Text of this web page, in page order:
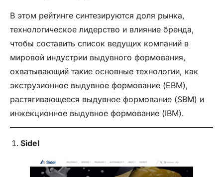
В этом рейтинге синтезируются доля рынка,
технологическое лидерство и влияние бренда,
чтобы составить список ведущих компаний в
мировой индустрии выдувного формования,
охватывающий такие основные технологии, как
экструзионное выдувное формование (EBM),
растягивающееся выдувное формование (SBM) и
инжекционное выдувное формование (IBM).
Sidel